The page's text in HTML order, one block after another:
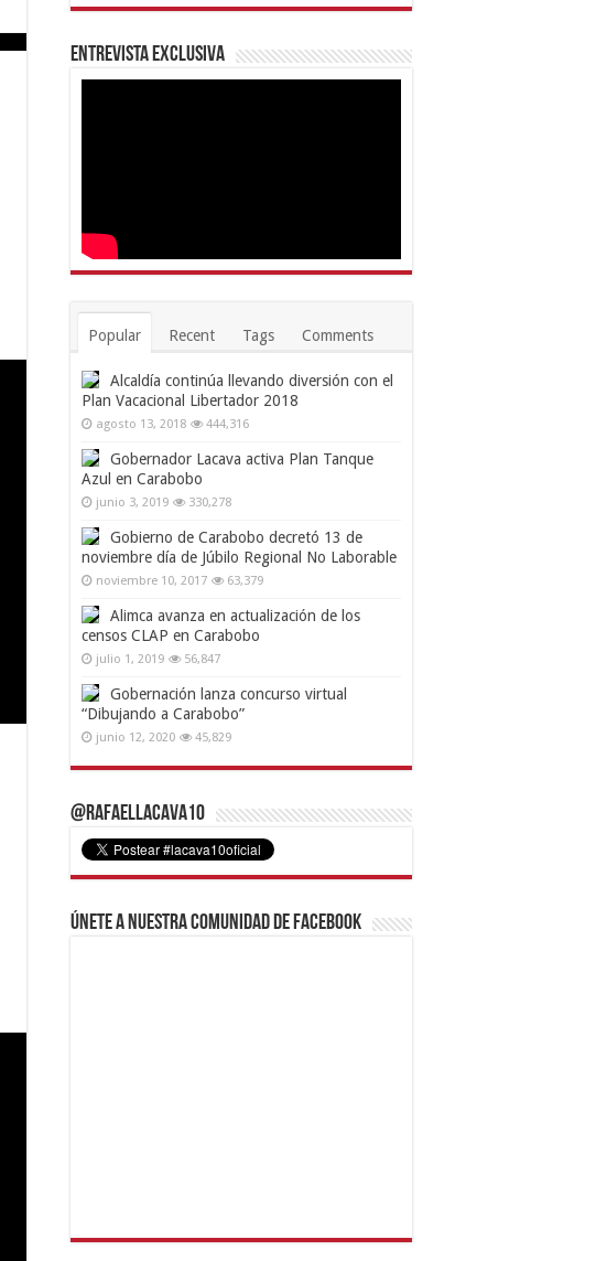
Entrevista Exclusiva
Popular Recent Tags Comments
Alcaldía continúa llevando diversión con el
Plan Vacacional Libertador 2018
agosto 13, 2018 444,316
Gobernador Lacava activa Plan Tanque
Azul en Carabobo
junio 3, 2019 330,278
Gobierno de Carabobo decretó 13 de
noviembre día de Júbilo Regional No Laborable
noviembre 10, 2017 63,379
Alimca avanza en actualización de los
censos CLAP en Carabobo
julio 1, 2019 56,847
Gobernación lanza concurso virtual
“Dibujando a Carabobo”
junio 12, 2020 45,829
@RafaelLacava10
Únete a nuestra comunidad de Facebook